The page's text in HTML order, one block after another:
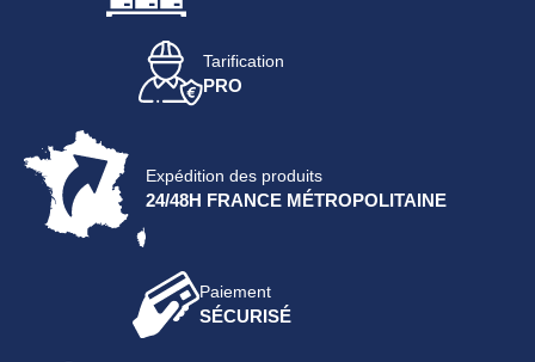
Tarification
PRO
Expédition des produits
24/48H FRANCE MÉTROPOLITAINE
Paiement
SÉCURISÉ